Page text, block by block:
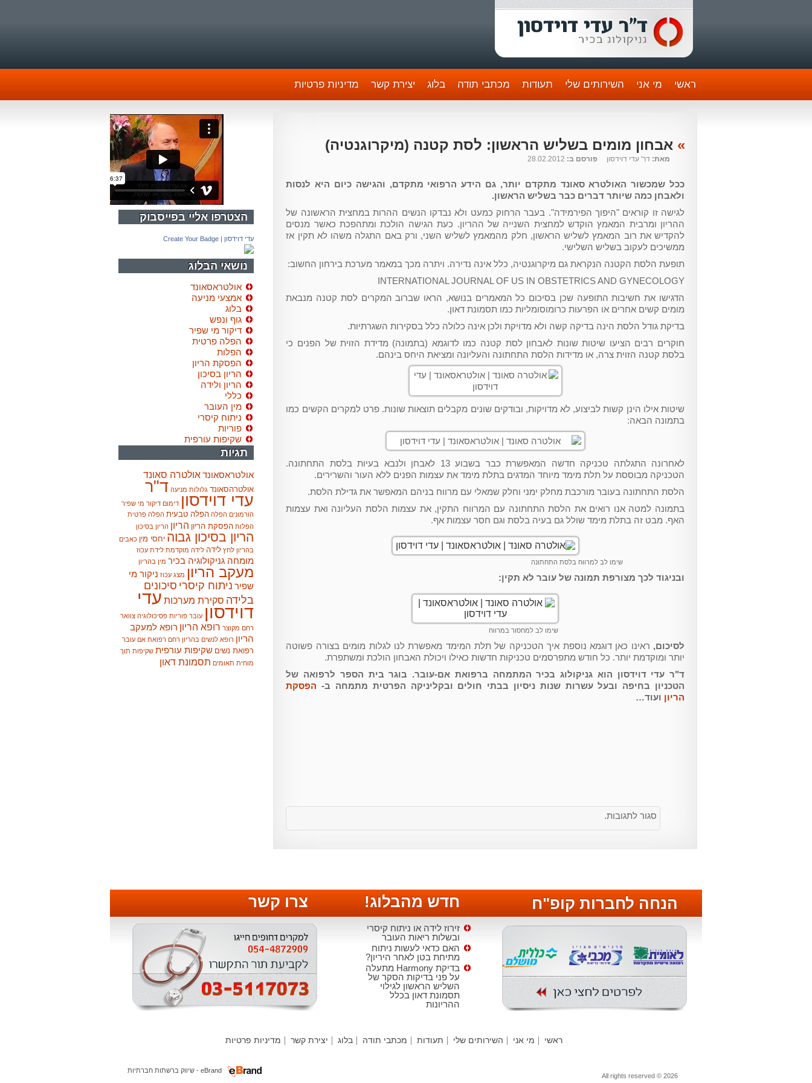
ראשי מי אני השירותים שלי תעודות מכתבי תודה בלוג יצירת קשר מדיניות פרטיות
הצטרפו אליי בפייסבוק
עדי דוידסון |
Create Your Badge
נושאי הבלוג
אולטראסאונד
אמצעי מניעה
בלוג
גוף ונפש
דיקור מי שפיר
הפלה פרטית
הפלות
הפסקת הריון
הריון בסיכון
הריון ולידה
כללי
מין העובר
ניתוח קיסרי
פוריות
שקיפות עורפית
תגיות
אולטראסאונדאולטרה סאונד
אולטרהסאונד גלולות מניעה ד"ר
עדי דוידסון דימום דיקור מי שפיר
הורמונים הפלה הפלה טבעית הפלה פרטית
הפלות הפסקת הריון הריון הריון בסיכון
הריון בסיכון גבוה יחסי מין כאבים
בהריון לחץ לידה לידה מוקדמת לידת עכוז
מומחה גניקולוגיה בכיר מין בהריון
מעקב הריון מצג עכוז ניקור מי
שפיר ניתוח קיסרי סיכונים
בלידה סקירת מערכות עדי
דוידסון עובר פוריות פסיכולוגיה צוואר
רחם מקוצר רופא הריון רופא למעקב
הריון רופא לנשים בהריון רחם רפואת אם עובר
רפואת נשים שקיפות עורפית שקיפות תוך
מוחית תאומים תסמונת דאון
» אבחון מומים בשליש הראשון: לסת קטנה (מיקרוגנטיה)
מאת: דר' עדי דוידסון פורסם ב: 28.02.2012
ככל שמכשור האולטרא סאונד מתקדם יותר, גם הידע הרפואי מתקדם, והגישה כיום היא לנסות
ולאבחן כמה שיותר דברים כבר בשליש הראשון.
לגישה זו קוראים "היפוך הפירמידה". בעבר הרחוק כמעט ולא נבדקו הנשים ההרות במחצית הראשונה של
ההריון ומרבית המאמץ הוקדש למחצית השנייה של ההריון. כעת הגישה הולכת ומתהפכת כאשר מנסים
להקדיש את רוב המאמץ לשליש הראשון, חלק מהמאמץ לשליש השני, ורק באם התגלה משהו לא תקין אז
ממשיכים לעקוב בשליש השלישי.
תופעת הלסת הקטנה הנקראת גם מיקרוגנטיה, כלל אינה נדירה. ויתרה מכך במאמר מערכת בירחון החשוב:
INTERNATIONAL JOURNAL OF US IN OBSTETRICS AND GYNECOLOGY
הדגישו את חשיבות התופעה שכן בסיכום כל המאמרים בנושא, הראו שברוב המקרים לסת קטנה מנבאת
מומים קשים אחרים או הפרעות כרומוסומליות כמו תסמונת דאון.
בדיקת גודל הלסת הינה בדיקה קשה ולא מדויקת ולכן אינה כלולה כלל בסקירות השגרתיות.
חוקרים רבים הציעו שיטות שונות לאבחון לסת קטנה כמו לדוגמא (בתמונה) מדידת הזוית של הפנים כי
בלסת קטנה הזוית צרה, או מדידות הלסת התחתונה והעליונה ומציאת היחס בינהם.
שיטות אילו הינן קשות לביצוע, לא מדויקות, ובודקים שונים מקבלים תוצאות שונות. פרט למקרים הקשים כמו
בתמונה הבאה:
לאחרונה התגלתה טכניקה חדשה המאפשרת כבר בשבוע 13 לאבחן ולנבא בעיות בלסת התחתונה.
הטכניקה מבוססת על תלת מימד מיוחד המדגים בתלת מימד את עצמות הפנים ללא העור והשרירים.
הלסת התחתונה בעובר מורכבת מחלק ימני וחלק שמאלי עם מרווח בניהם המאפשר את גדילת הלסת.
בתמונה למטה אנו רואים את הלסת התחתונה עם המרווח התקין, את עצמות הלסת העליונה ואת עצמות
האף. מבט זה בתלת מימד שולל גם בעיה בלסת וגם חסר עצמות אף.
שימו לב למרווח בלסת התחתונה
ובניגוד לכך מצורפת תמונה של עובר לא תקין:
שימו לב למחסור במרווח
לסיכום, ראינו כאן דוגמא נוספת איך הטכניקה של תלת המימד מאפשרת לנו לגלות מומים בצורה פשוטה
יותר ומוקדמת יותר. כל חודש מתפרסמים טכניקות חדשות כאילו ויכולת האבחון הולכת ומשתפרת.
ד"ר עדי דוידסון הוא גניקולוג בכיר המתמחה ברפואת אם-עובר. בוגר בית הספר לרפואה של
הטכניון בחיפה ובעל עשרות שנות ניסיון בבתי חולים ובקליניקה הפרטית מתמחה ב- הפסקת
הריון ועוד…
סגור לתגובות.
צרו קשר חדש מהבלוג!
זירוז לידה או ניתוח קיסרי
ובשלות ריאות העובר
האם כדאי לעשות ניתוח
מתיחת בטן לאחר היריון?
בדיקת Harmony מתעלה
על פני בדיקות הסקר של
השליש הראשון לגילוי
תסמונת דאון בכלל
ההריונות
חידושים באולטרה סאונד
הנחה לחברות קופ"ח
ראשי מי אני השירותים שלי תעודות מכתבי תודה בלוג יצירת קשר מדיניות פרטיות
eBrand - שיווק ברשתות חברתיות
All rights reserved © 2026